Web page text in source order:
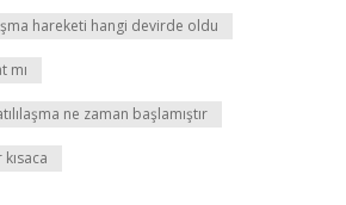
hareketi hangi devirde oldu
mı
ne zaman başlamıştır